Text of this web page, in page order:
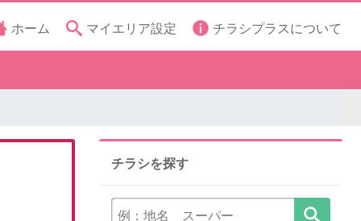
ホーム マイエリア設定 チラシプラスについて
チラシを探す